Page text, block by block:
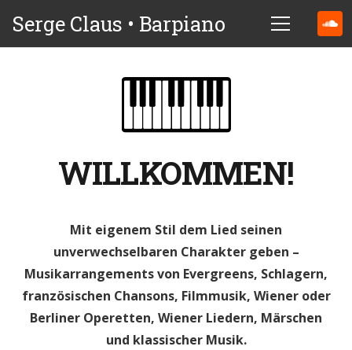
Serge Claus • Barpiano
WILLKOMMEN!
Mit eigenem Stil dem Lied seinen
unverwechselbaren Charakter geben –
Musikarrangements von Evergreens, Schlagern,
französischen Chansons, Filmmusik, Wiener oder
Berliner Operetten, Wiener Liedern, Märschen
und klassischer Musik.